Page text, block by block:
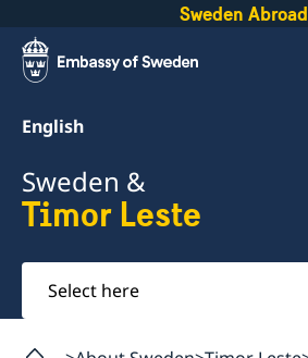
Sweden Abroad
English
Sweden &
Timor Leste
Select
here